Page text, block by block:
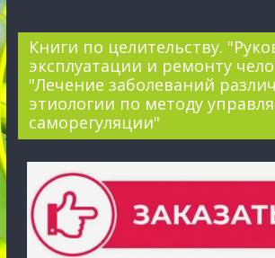
Книги по целительству.
эксплуатации и ремонту
"Лечение заболеваний
этиологии по методу
саморегуляции"